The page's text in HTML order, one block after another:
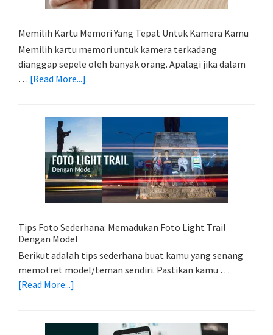
Memilih Kartu Memori Yang Tepat Untuk Kamera Kamu
Memilih kartu memori untuk kamera terkadang
dianggap sepele oleh banyak orang. Apalagi jika dalam
… [Read More...]
Memori
Tepat
Untuk
Kamera
Kamu
Tips Foto Sederhana: Memadukan Foto Light Trail
Dengan Model
Berikut adalah tips sederhana buat kamu yang senang
memotret model/teman sendiri. Pastikan kamu …
[Read More...]
Sederhana: